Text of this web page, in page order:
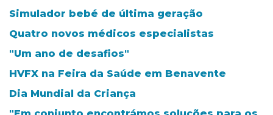
Simulador bebé de última geração
Quatro novos médicos especialistas
"Um ano de desafios"
HVFX na Feira da Saúde em Benavente
Dia Mundial da Criança